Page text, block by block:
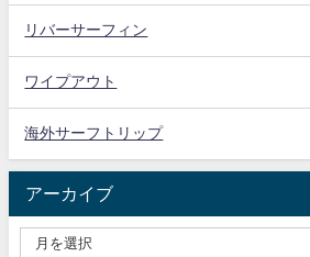
リバーサーフィン
ワイプアウト
海外サーフトリップ
アーカイブ